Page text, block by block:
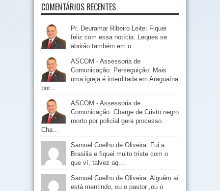
COMENTÁRIOS RECENTES
Pr. Deuramar Ribeiro Leite: Fiquei
feliz com essa notícia. Leques se
abrirão também em o...
ASCOM - Assessoria de
Comunicação: Perseguição: Mais
uma igreja é interditada em Araguaína
por...
ASCOM - Assessoria de
Comunicação: Charge de Cristo negro
morto por policial gera processo.
Cha...
Samuel Coelho de Oliveira: Fui a
Brasilia e fiquei muito triste com o
que ví, talvez aq...
Samuel Coelho de Oliveira: Alguém aí
está mentindo, ou o pastor ,ou o